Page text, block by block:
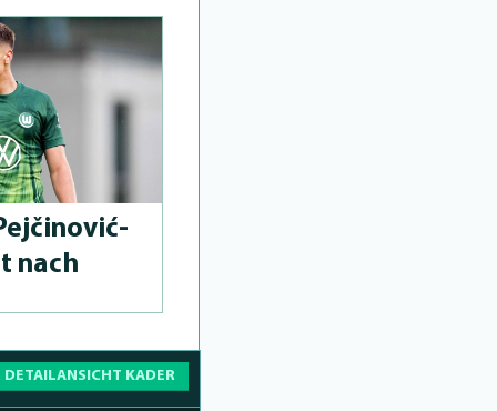
nach
DETAILANSICHT KADER